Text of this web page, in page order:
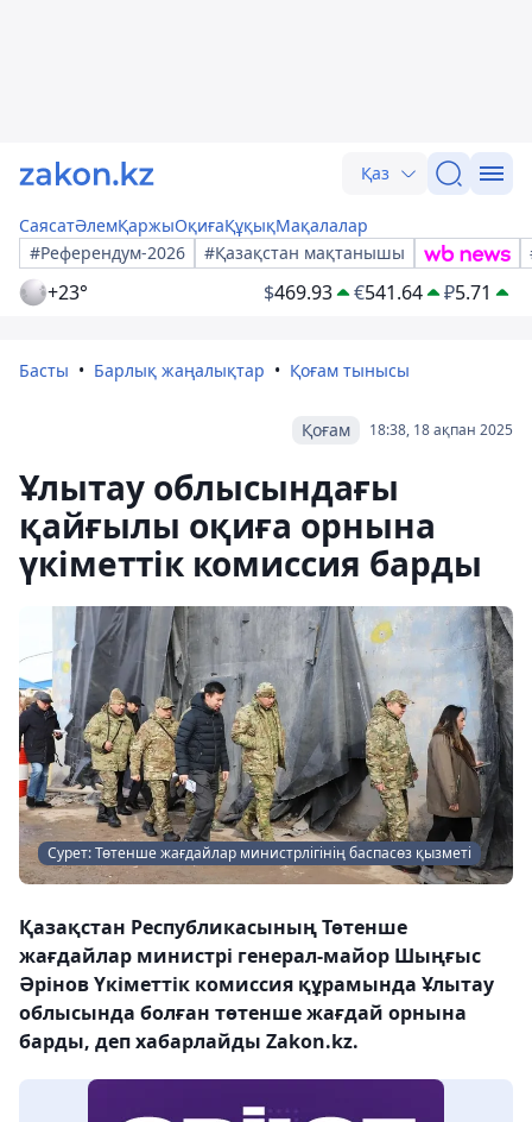
Қаз
СаясатӘлемҚаржыОқиғаҚұқықМақалалар
#Референдум-2026
#Қазақстан мақтанышы
+23° $469.93 €541.64 ₽5.71
Басты Барлық жаңалықтар Қоғам тынысы
18:38, 18 ақпан 2025
Қоғам
Ұлытау облысындағы
қайғылы оқиға орнына
үкіметтік комиссия барды
Сурет: Төтенше жағдайлар министрлігінің баспасөз қызметі
Қазақстан Республикасының Төтенше
жағдайлар министрі генерал-майор Шыңғыс
Әрінов Үкіметтік комиссия құрамында Ұлытау
облысында болған төтенше жағдай орнына
барды, деп хабарлайды Zakon.kz.